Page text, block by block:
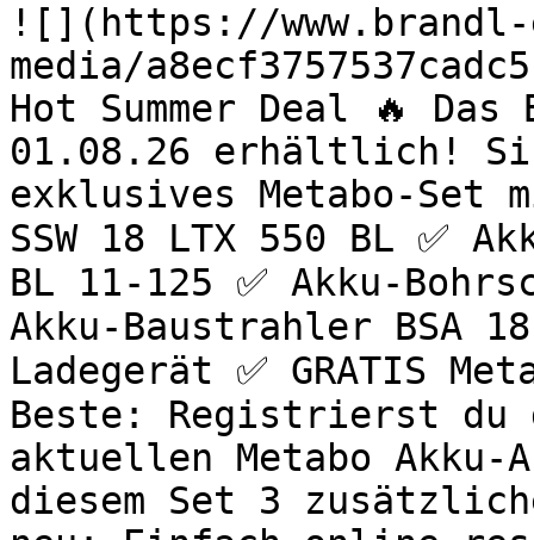
![](https://
media/
Hot Summer Deal 🔥 Das
01.08.26 erhältlich!
exklusives Metabo-Set
SSW 18 LTX 550 BL ✅
BL 11-125 ✅ Akku-
Akku-Baustrahler BSA
Ladegerät ✅ GRATIS
Beste: Registrierst du
aktuellen Metabo
diesem Set 3